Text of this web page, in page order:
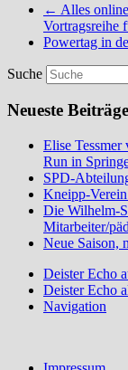
← Alles
Vortragsreihe
Powertag in
Suche
Neueste Beiträge
Elise
Run in
SPD-
Kneipp-
Die Wilhelm-
Mitarbeiter/
Neue Saison,
Deister Echo
Deister Echo
Navigation